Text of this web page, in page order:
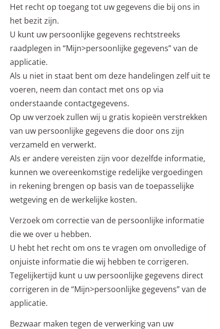
Het recht op toegang tot uw gegevens die bij ons in
het bezit zijn.
U kunt uw persoonlijke gegevens rechtstreeks
raadplegen in “Mijn>persoonlijke gegevens” van de
applicatie.
Als u niet in staat bent om deze handelingen zelf uit te
voeren, neem dan contact met ons op via
onderstaande contactgegevens.
Op uw verzoek zullen wij u gratis kopieën verstrekken
van uw persoonlijke gegevens die door ons zijn
verzameld en verwerkt.
Als er andere vereisten zijn voor dezelfde informatie,
kunnen we overeenkomstige redelijke vergoedingen
in rekening brengen op basis van de toepasselijke
wetgeving en de werkelijke kosten.
Verzoek om correctie van de persoonlijke informatie
die we over u hebben.
U hebt het recht om ons te vragen om onvolledige of
onjuiste informatie die wij hebben te corrigeren.
Tegelijkertijd kunt u uw persoonlijke gegevens direct
corrigeren in de “Mijn>persoonlijke gegevens” van de
applicatie.
Bezwaar maken tegen de verwerking van uw